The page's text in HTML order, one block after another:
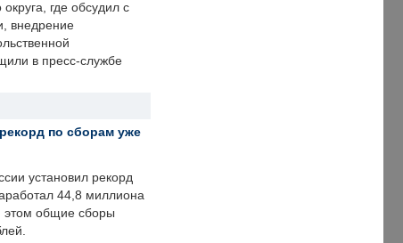
округа, где обсудил с
внедрение
в пресс-службе
по сборам уже
установил рекорд
44,8 миллиона
этом общие сборы